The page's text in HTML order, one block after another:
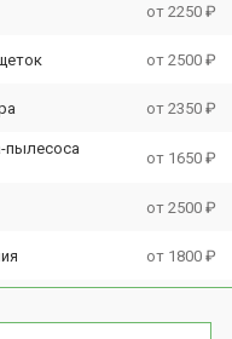
от 2250 ₽
от 2500 ₽
от 2350 ₽
пылесоса
от 1650 ₽
от 2500 ₽
от 1800 ₽